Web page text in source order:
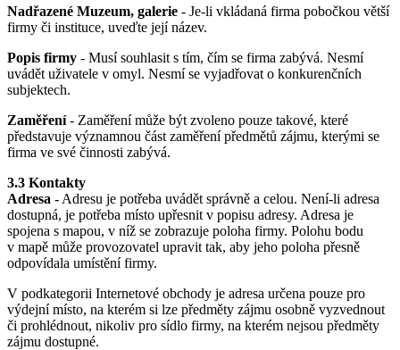
Nadřazené Muzeum, galerie - Je-li vkládaná firma pobočkou větší
firmy či instituce, uveďte její název.
Popis firmy - Musí souhlasit s tím, čím se firma zabývá. Nesmí
uvádět uživatele v omyl. Nesmí se vyjadřovat o konkurenčních
subjektech.
Zaměření- Zaměření může být zvoleno pouze takové, které
představuje významnou část zaměření předmětů zájmu, kterými se
firma ve své činnosti zabývá.
3.3 Kontakty
Adresa - Adresu je potřeba uvádět správně a celou. Není-li adresa
dostupná, je potřeba místo upřesnit v popisu adresy. Adresa je
spojena s mapou, v níž se zobrazuje poloha firmy. Polohu bodu
v mapě může provozovatel upravit tak, aby jeho poloha přesně
odpovídala umístění firmy.
V podkategorii Internetové obchody je adresa určena pouze pro
výdejní místo, na kterém si lze předměty zájmu osobně vyzvednout
či prohlédnout, nikoliv pro sídlo firmy, na kterém nejsou předměty
zájmu dostupné.